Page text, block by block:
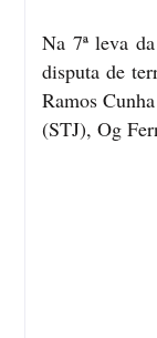
Na 7ª leva
disputa de
Ramos
(STJ), Og